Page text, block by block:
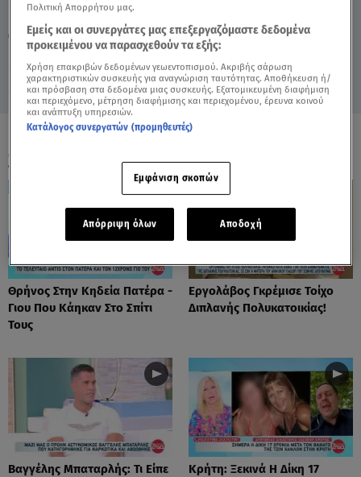
Πέμπτη 6 Αυγούστου 2026
31.10.23, 16:35
CELEBRITIES & GOSSIP ΝΕΑ
Πηγή: Αλήθειες με τη Ζήνα
ΟΛΑ ΤΑ ΒΙΝΤΕΟ
Θρήνος Στην Κηδεία Πατέρα -
Γιου Που Κάηκαν Στο Σπίτι
Τους
Εργολάβος Γκρέμισε Τοίχο
Διπλανής Πολυκατοικίας!
Βαγγέλης Μπαταρλής: Τι Είπε
Κρήτη: Ξεκινά Η Δίκη 17
Πολιτική Απορρήτου μας.
Εμείς και οι συνεργάτες μας επεξεργαζόμαστε δεδομένα
προκειμένου να παρασχεθούν τα εξής:
Χρήση επακριβών δεδομένων γεωεντοπισμού. Ακριβής σάρωση
χαρακτηριστικών συσκευής για αναγνώριση ταυτότητας. Αποθήκευση ή/
και πρόσβαση στα δεδομένα μιας συσκευής. Εξατομικευμένη διαφήμιση
και περιεχόμενο, μέτρηση διαφήμισης και περιεχομένου, έρευνα κοινού
και ανάπτυξη υπηρεσιών.
Κατάλογος συνεργατών (προμηθευτές)
Εμφάνιση σκοπών
Απόρριψη όλων Αποδοχή